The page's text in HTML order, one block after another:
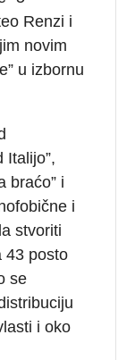
Renzi i
novim
u izbornu
Italijo”,
braćo” i
i
stvoriti
43 posto
se
i oko